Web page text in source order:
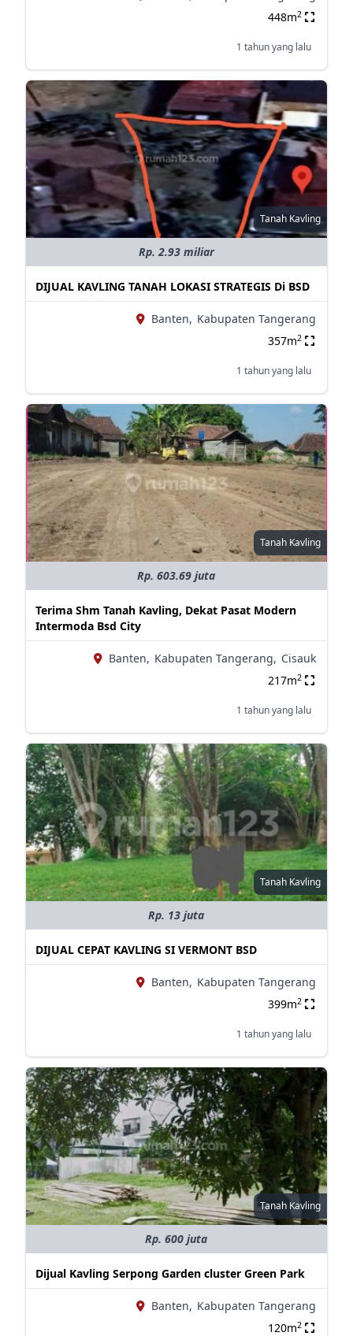
448m2
1 tahun yang lalu
Tanah Kavling
Rp. 2.93 miliar
DIJUAL KAVLING TANAH LOKASI STRATEGIS Di BSD
Banten, Kabupaten Tangerang
357m2
1 tahun yang lalu
Tanah Kavling
Rp. 603.69 juta
Terima Shm Tanah Kavling, Dekat Pasat Modern
Intermoda Bsd City
Banten, Kabupaten Tangerang, Cisauk
217m2
1 tahun yang lalu
Tanah Kavling
Rp. 13 juta
DIJUAL CEPAT KAVLING SI VERMONT BSD
Banten, Kabupaten Tangerang
399m2
1 tahun yang lalu
Tanah Kavling
Rp. 600 juta
Dijual Kavling Serpong Garden cluster Green Park
Banten, Kabupaten Tangerang
120m2